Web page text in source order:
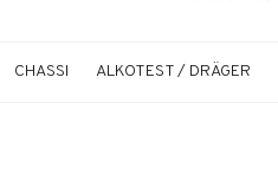
CHASSI ALKOTEST / DRÄGER